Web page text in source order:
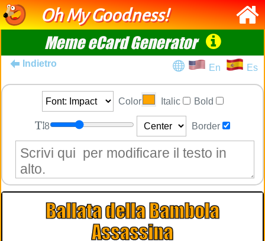
Oh My Goodness!
Meme eCard Generator
Indietro En Es
Color Italic Bold
8 Border